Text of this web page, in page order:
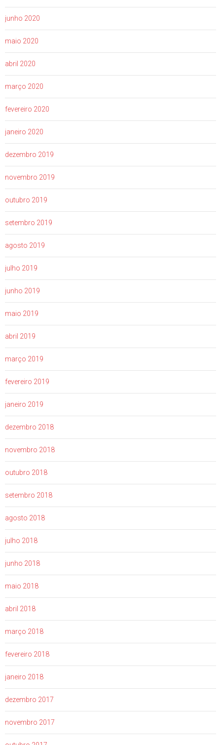
junho 2020
maio 2020
abril 2020
março 2020
fevereiro 2020
janeiro 2020
dezembro 2019
novembro 2019
outubro 2019
setembro 2019
agosto 2019
julho 2019
junho 2019
maio 2019
abril 2019
março 2019
fevereiro 2019
janeiro 2019
dezembro 2018
novembro 2018
outubro 2018
setembro 2018
agosto 2018
julho 2018
junho 2018
maio 2018
abril 2018
março 2018
fevereiro 2018
janeiro 2018
dezembro 2017
novembro 2017